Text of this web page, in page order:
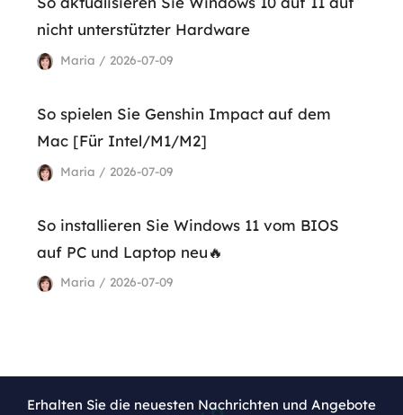
nicht unterstützter Hardware
Maria / 2026-07-09
So spielen Sie Genshin Impact auf dem
Mac [Für Intel/M1/M2]
Maria / 2026-07-09
So installieren Sie Windows 11 vom BIOS
auf PC und Laptop neu🔥
Maria / 2026-07-09
Erhalten Sie die neuesten Nachrichten und Angebote